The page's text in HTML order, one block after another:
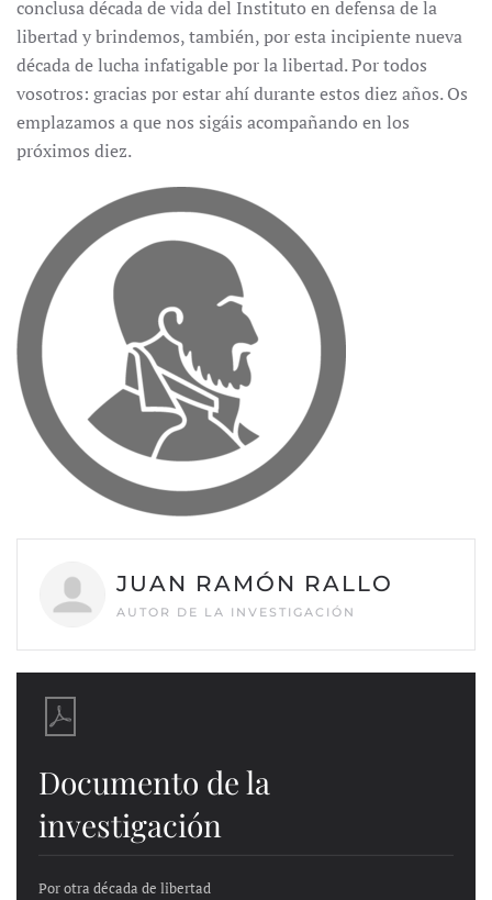
conclusa década de vida del Instituto en defensa de la
libertad y brindemos, también, por esta incipiente nueva
década de lucha infatigable por la libertad. Por todos
vosotros: gracias por estar ahí durante estos diez años. Os
emplazamos a que nos sigáis acompañando en los
próximos diez.
JUAN RAMÓN RALLO
AUTOR DE LA INVESTIGACIÓN
Documento de la
investigación
Por otra década de libertad